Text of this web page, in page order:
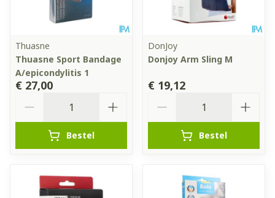
Thuasne
Thuasne Sport Bandage
A/epicondylitis 1
€ 27,00
Bestel
DonJoy
Donjoy Arm Sling M
€ 19,12
Bestel